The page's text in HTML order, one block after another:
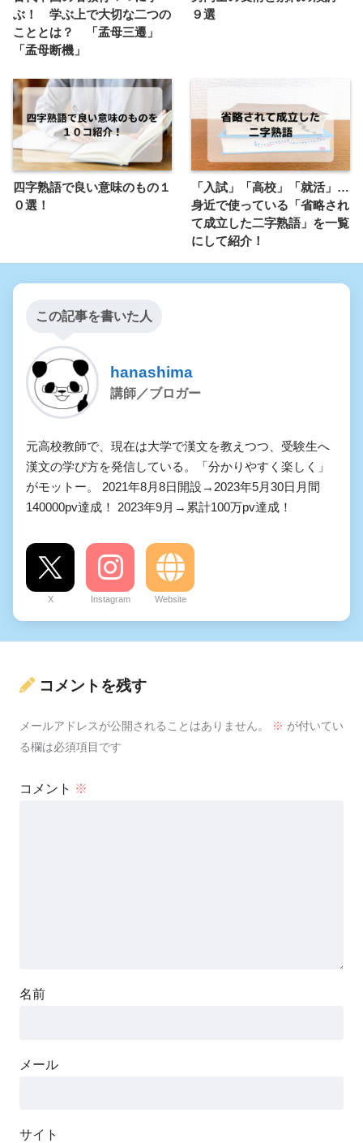
ぶ！ 学ぶ上で大切な二つの
こととは？ 「孟母三遷」
「孟母断機」
９選
四字熟語で良い意味のもの１
０選！
「入試」「高校」「就活」…
身近で使っている「省略され
て成立した二字熟語」を一覧
にして紹介！
この記事を書いた人
hanashima
講師／ブロガー
元高校教師で、現在は大学で漢文を教えつつ、受験生へ
漢文の学び方を発信している。「分かりやすく楽しく」
がモットー。 2021年8月8日開設→2023年5月30日月間
140000pv達成！ 2023年9月→累計100万pv達成！
X Instagram Website
コメントを残す
メールアドレスが公開されることはありません。 ※ が付いてい
る欄は必須項目です
コメント ※
名前
メール
サイト